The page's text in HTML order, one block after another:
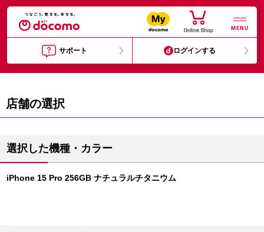
MENU
サポート ログインする
店舗の選択
選択した機種・カラー
iPhone 15 Pro 256GB ナチュラルチタニウム